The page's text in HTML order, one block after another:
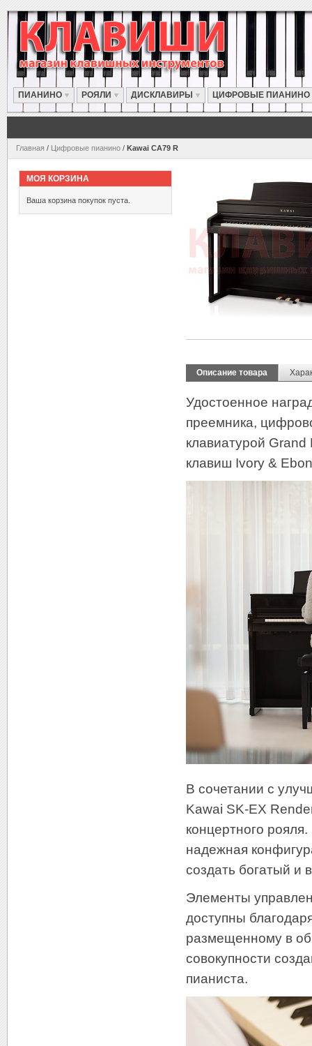
ПИАНИНО РОЯЛИ ДИСКЛАВИРЫ ЦИФРОВЫЕ ПИАНИНО
Главная / Цифровые пианино / Kawai CA79 R
Описание товара
Удостоенное
преемника,
клавиатурой
клавиш Ivory &
В сочетании с
Kawai SK-EX
концертного
надежная
создать богатый и
Элементы
доступны
размещенному в
совокупности
пианиста.
МОЯ КОРЗИНА
Ваша корзина покупок пуста.